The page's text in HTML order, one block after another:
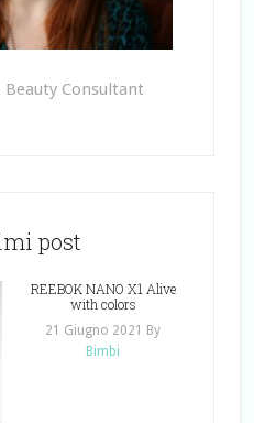
Consultant
post
REEBOK NANO X1 Alive
with colors
21 Giugno 2021
By
Bimbi